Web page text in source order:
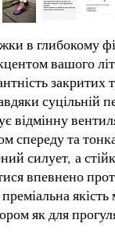
в глибокому
вашого
суцільній
відмінну
спереду та
силует, а
впевнено
якість
як для